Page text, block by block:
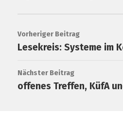
Vorheriger Beitrag
Lesekreis: Systeme im
Nächster Beitrag
offenes Treffen, KüfA